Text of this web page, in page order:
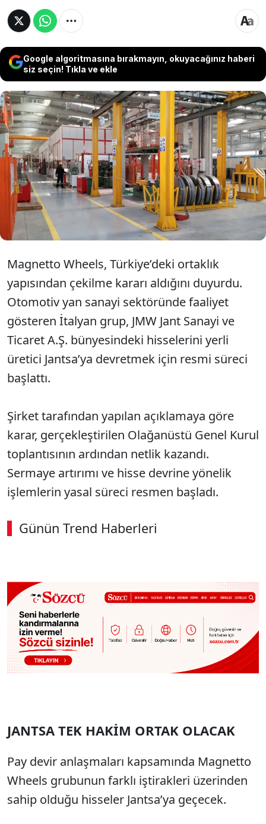
Google algoritmasına bırakmayın, okuyacağınız haberi
siz seçin! Tıkla ve ekle
Küresel jant üreticisi Magnetto Wheels,
Türkiye operasyonlarından çıkma kararı
aldığını duyurdu. Şirketin JMW Jant’taki
hisselerinin büyük bölümünün yerli üretici
Jantsa’ya devredileceği açıklandı.
Magnetto Wheels, Türkiye’deki ortaklık
yapısından çekilme kararı aldığını duyurdu.
Otomotiv yan sanayi sektöründe faaliyet
gösteren İtalyan grup, JMW Jant Sanayi ve
Ticaret A.Ş. bünyesindeki hisselerini yerli
üretici Jantsa’ya devretmek için resmi süreci
başlattı.
Şirket tarafından yapılan açıklamaya göre
karar, gerçekleştirilen Olağanüstü Genel Kurul
toplantısının ardından netlik kazandı.
Sermaye artırımı ve hisse devrine yönelik
işlemlerin yasal süreci resmen başladı.
Günün Trend Haberleri
JANTSA TEK HAKİM ORTAK OLACAK
Pay devir anlaşmaları kapsamında Magnetto
Wheels grubunun farklı iştirakleri üzerinden
sahip olduğu hisseler Jantsa’ya geçecek.